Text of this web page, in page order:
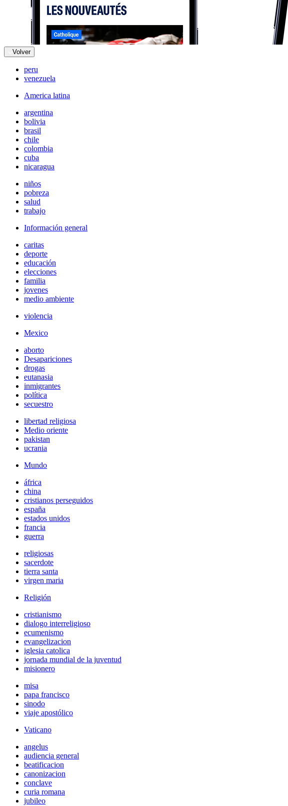
Volver
peru
venezuela
America latina
argentina
bolivia
brasil
chile
colombia
cuba
nicaragua
niños
pobreza
salud
trabajo
Información general
caritas
deporte
educación
elecciones
familia
jovenes
medio ambiente
violencia
Mexico
aborto
Desapariciones
drogas
eutanasia
inmigrantes
política
secuestro
libertad religiosa
Medio oriente
pakistan
ucrania
Mundo
áfrica
china
cristianos perseguidos
españa
estados unidos
francia
guerra
religiosas
sacerdote
tierra santa
virgen maria
Religión
cristianismo
dialogo interreligioso
ecumenismo
evangelizacion
iglesia catolica
jornada mundial de la juventud
misionero
misa
papa francisco
sinodo
viaje apostólico
Vaticano
angelus
audiencia general
beatificacion
canonizacion
conclave
curia romana
jubileo